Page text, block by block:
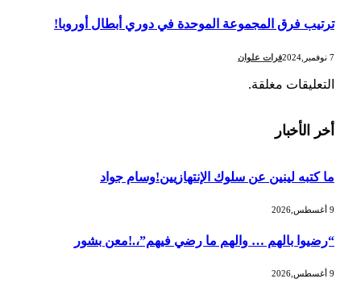
ترتيب فرق المجموعة الموحدة في دوري أبطال أوروبا!
فرات علوان
التعليقات مغلقة.
أخر الأخبار
ما كتبه لينين عن سلوك الإنتهازيين!وسام جواد
“رضيوا بالهم … والهم ما رضي فيهم”،.!معن بشور